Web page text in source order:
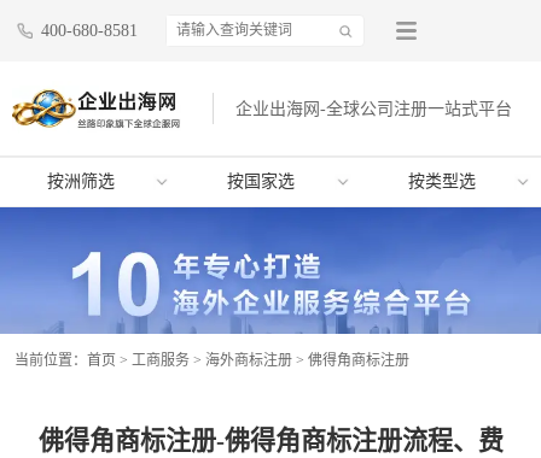
400-680-8581
企业出海网-全球公司注册一站式平台
按洲筛选 按国家选 按类型选
当前位置： 首页 > 工商服务 > 海外商标注册 > 佛得角商标注册
佛得角商标注册-佛得角商标注册流程、费